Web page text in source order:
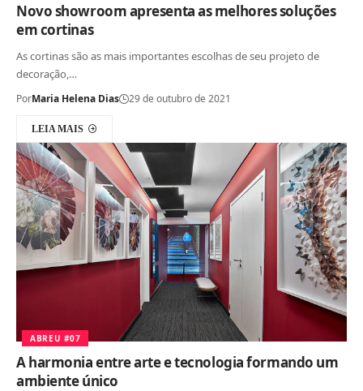
Novo showroom apresenta as melhores soluções
em cortinas
As cortinas são as mais importantes escolhas de seu projeto de
decoração,…
PorMaria Helena Dias 29 de outubro de 2021
LEIA MAIS
ABREU #07
A harmonia entre arte e tecnologia formando um
ambiente único